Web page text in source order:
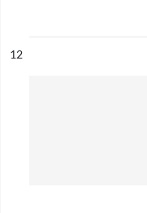
n°
12